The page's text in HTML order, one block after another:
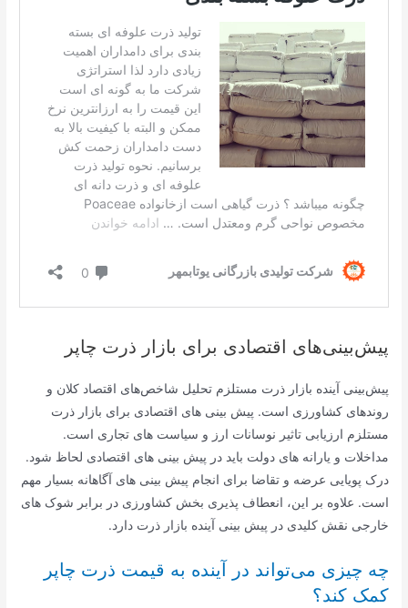
پیش‌بینی‌های اقتصادی برای بازار ذرت چاپر
پیش‌بینی آینده بازار ذرت مستلزم تحلیل شاخص‌های اقتصاد کلان و
روندهای کشاورزی است. پیش بینی های اقتصادی برای بازار ذرت
مستلزم ارزیابی تاثیر نوسانات ارز و سیاست های تجاری است.
مداخلات و یارانه های دولت باید در پیش بینی های اقتصادی لحاظ شود.
درک پویایی عرضه و تقاضا برای انجام پیش بینی های آگاهانه بسیار مهم
است. علاوه بر این، انعطاف پذیری بخش کشاورزی در برابر شوک های
خارجی نقش کلیدی در پیش بینی آینده بازار ذرت دارد.
چه چیزی می‌تواند در آینده به قیمت ذرت چاپر
کمک کند؟